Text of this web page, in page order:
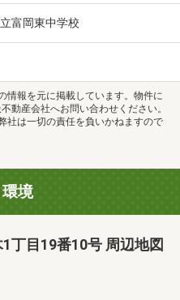
富岡東中学校
情報を元に掲載しています。物件に
動産会社へお問い合わせください。
社は一切の責任を負いかねますので
境
丁目19番10号 周辺地図